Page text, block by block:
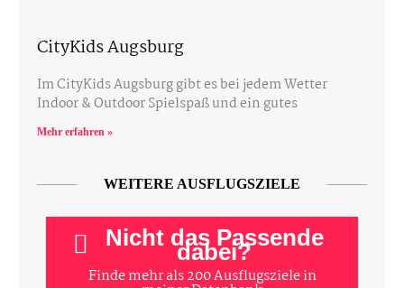
CityKids Augsburg
Im CityKids Augsburg gibt es bei jedem Wetter
Indoor & Outdoor Spielspaß und ein gutes
Mehr erfahren »
WEITERE AUSFLUGSZIELE
Nicht das Passende
dabei?
Finde mehr als 200 Ausflugsziele in